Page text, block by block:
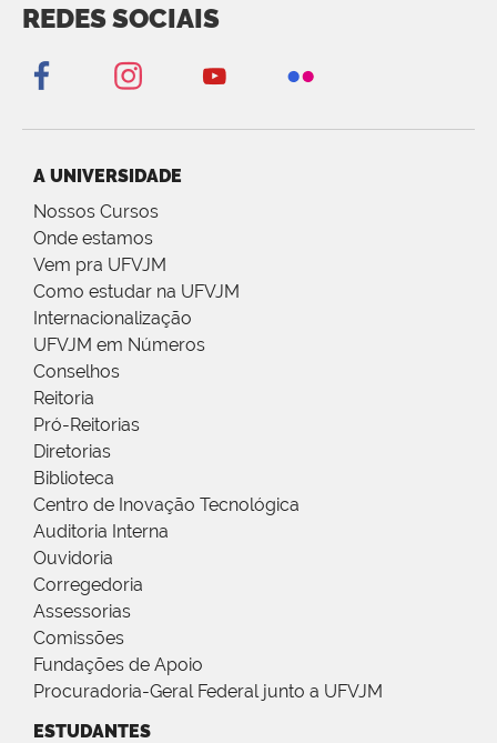
REDES SOCIAIS
A UNIVERSIDADE
Nossos Cursos
Onde estamos
Vem pra UFVJM
Como estudar na UFVJM
Internacionalização
UFVJM em Números
Conselhos
Reitoria
Pró-Reitorias
Diretorias
Biblioteca
Centro de Inovação Tecnológica
Auditoria Interna
Ouvidoria
Corregedoria
Assessorias
Comissões
Fundações de Apoio
Procuradoria-Geral Federal junto a UFVJM
ESTUDANTES